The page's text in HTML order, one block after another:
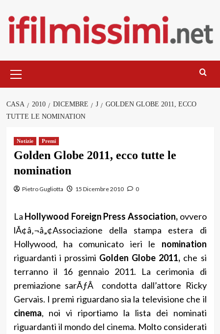
contenuto
principale
CASA 2010 DICEMBRE J
GOLDEN GLOBE 2011, ECCO
TUTTE LE NOMINATION
Notizie Premi
Golden Globe 2011, ecco tutte le
nomination
Pietro Gugliotta 15 Dicembre 2010 0
La Hollywood Foreign Press Association,ovvero
lÃ¢â‚¬â„¢Associazione della stampa estera di
Hollywood, ha comunicato ieri le nomination
riguardanti i prossimi Golden Globe 2011, che si
terranno il 16 gennaio 2011. La cerimonia di
premiazione sarÃƒÂ condotta dall’attore Ricky
Gervais. I premi riguardano sia la televisione che il
cinema, noi vi riportiamo la lista dei nominati
riguardanti il mondo del cinema. Molto considerati